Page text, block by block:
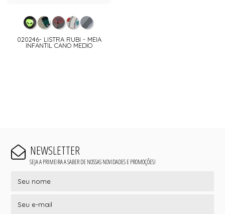
020246- LISTRA RUBI - MEIA
INFANTIL CANO MEDIO
NEWSLETTER
SEJA A PRIMEIRA A SABER DE NOSSAS NOVIDADES E PROMOÇÕES!